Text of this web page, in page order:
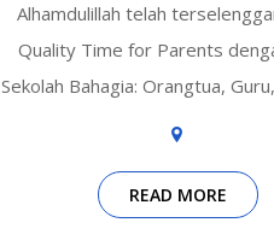
Alhamdulillah telah
Quality Time for Parents
Sekolah Bahagia: Orangtua,
READ MORE